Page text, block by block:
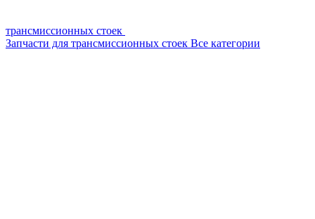
трансмиссионных стоек
Запчасти для трансмиссионных стоек Все категории